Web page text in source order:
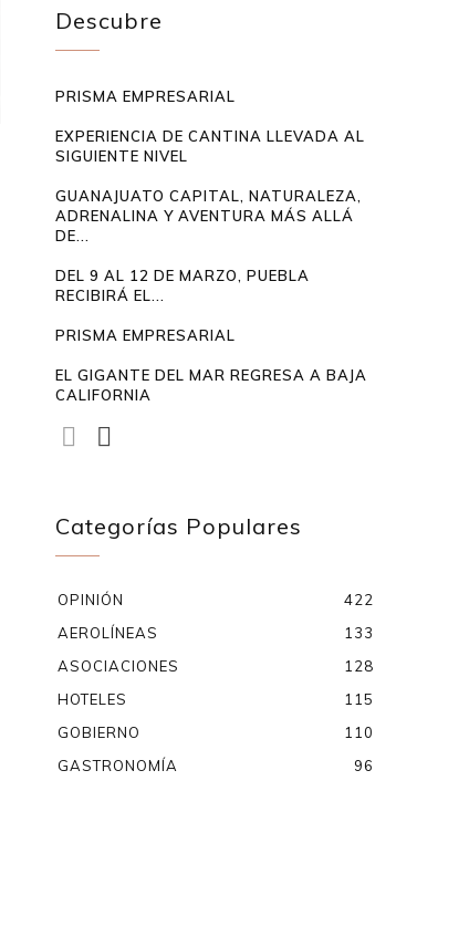
Descubre
PRISMA EMPRESARIAL
EXPERIENCIA DE CANTINA LLEVADA AL
SIGUIENTE NIVEL
GUANAJUATO CAPITAL, NATURALEZA,
ADRENALINA Y AVENTURA MÁS ALLÁ
DE...
DEL 9 AL 12 DE MARZO, PUEBLA
RECIBIRÁ EL...
PRISMA EMPRESARIAL
EL GIGANTE DEL MAR REGRESA A BAJA
CALIFORNIA
Categorías Populares
OPINIÓN
422
AEROLÍNEAS
133
ASOCIACIONES
128
HOTELES
115
GOBIERNO
110
GASTRONOMÍA
96